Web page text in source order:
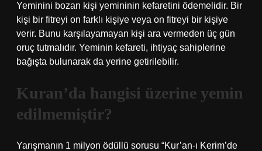
Yeminini bozan kişi yemininin kefaretini ödemelidir. Bir
kişi bir fitreyi on farklı kişiye veya on fitreyi bir kişiye
verir. Bunu karşılayamayan kişi ara vermeden üç gün
oruç tutmalıdır. Yeminin kefareti, ihtiyaç sahiplerine
bağışta bulunarak da yerine getirilebilir.
Kuran’da hangisi üzerine yemin
edilmemiştir?
Yarışmanın 1 milyon ödüllü sorusu “Kur’an-ı Kerim’de